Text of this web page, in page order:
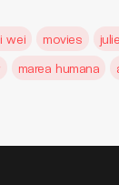
wei movies
marea humana